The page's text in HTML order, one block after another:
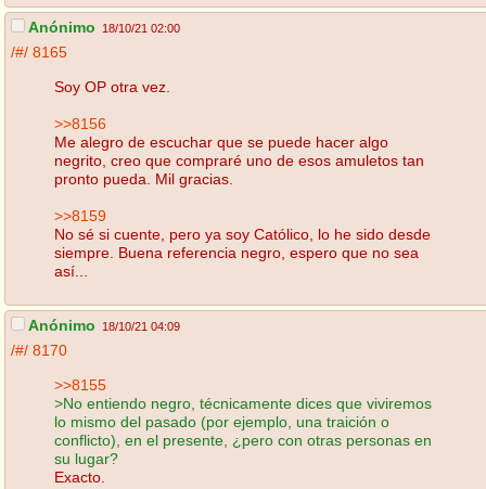
Anónimo 18/10/21 02:00
/#/ 8165
Soy OP otra vez.
>>8156
Me alegro de escuchar que se puede hacer algo
negrito, creo que compraré uno de esos amuletos tan
pronto pueda. Mil gracias.
>>8159
No sé si cuente, pero ya soy Católico, lo he sido desde
siempre. Buena referencia negro, espero que no sea
así...
Anónimo 18/10/21 04:09
/#/ 8170
>>8155
>No entiendo negro, técnicamente dices que viviremos
lo mismo del pasado (por ejemplo, una traición o
conflicto), en el presente, ¿pero con otras personas en
su lugar?
Exacto.